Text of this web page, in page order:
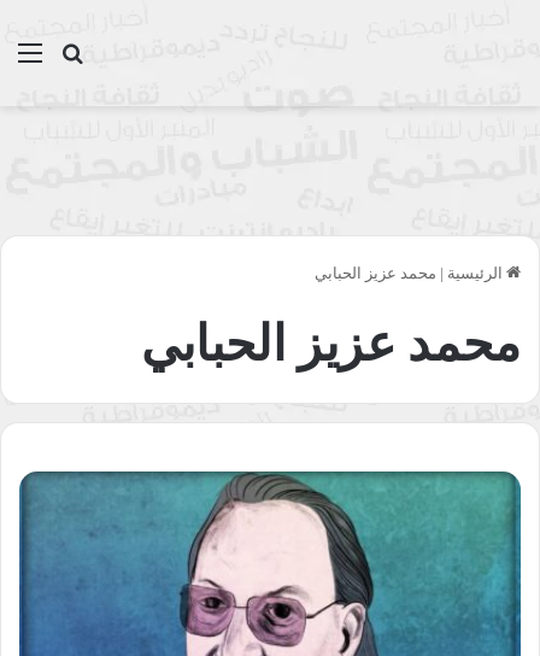
بحث
الرئيسية | محمد عزيز الحبابي
محمد عزيز الحبابي